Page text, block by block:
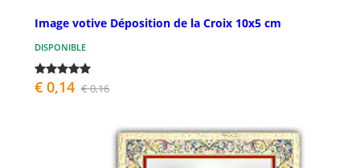
Image votive Déposition de la Croix 10x5 cm
DISPONIBLE
€ 0,14 € 0,16